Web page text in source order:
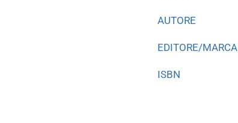
AUTORE
EDITORE/MARCA
ISBN